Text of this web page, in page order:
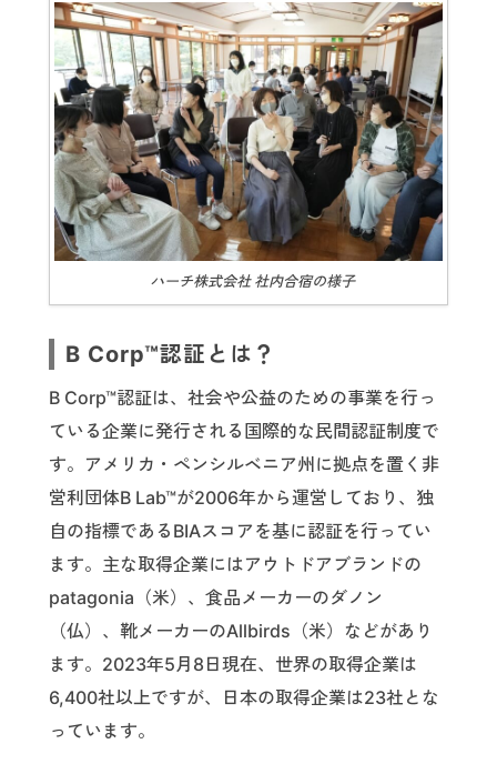
ハーチ株式会社 社内合宿の様子
B Corp™認証とは？
B Corp™認証は、社会や公益のための事業を行っ
ている企業に発行される国際的な民間認証制度で
す。アメリカ・ペンシルベニア州に拠点を置く非
営利団体B Lab™が2006年から運営しており、独
自の指標であるBIAスコアを基に認証を行ってい
ます。主な取得企業にはアウトドアブランドの
patagonia（米）、食品メーカーのダノン
（仏）、靴メーカーのAllbirds（米）などがあり
ます。2023年5月8日現在、世界の取得企業は
6,400社以上ですが、日本の取得企業は23社とな
っています。